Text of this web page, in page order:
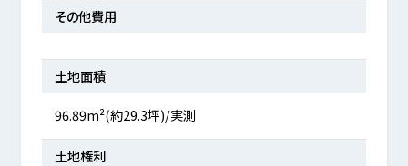
その他費用
土地面積
96.89m²(約29.3坪)/実測
土地権利